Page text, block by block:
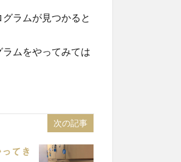
ラムが見つかると
ムをやってみては
次の記事
てき